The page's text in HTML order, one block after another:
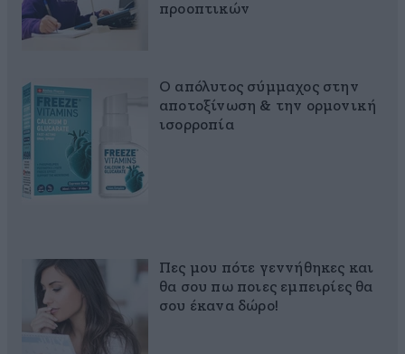
προοπτικών
Ο απόλυτος σύμμαχος στην
αποτοξίνωση & την ορμονική
ισορροπία
Πες μου πότε γεννήθηκες και
θα σου πω ποιες εμπειρίες θα
σου έκανα δώρο!